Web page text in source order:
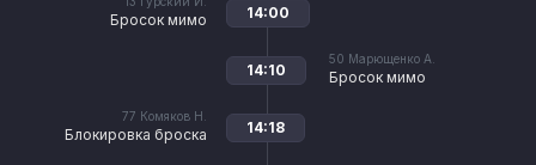
Бросок мимо 14:00
50 Марющенко А.
Бросок мимо
14:10
77 Комяков Н.
Блокировка броска 14:18